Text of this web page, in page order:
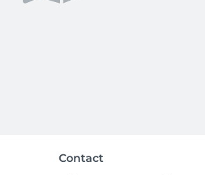
Contact